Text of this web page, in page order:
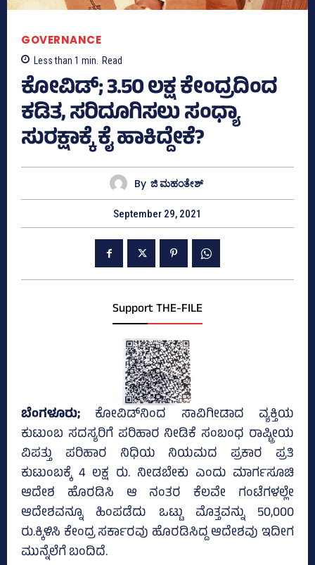
GOVERNANCE
Less than 1 min. Read
ಕೋವಿಡ್‌; 3.50 ಲಕ್ಷ ಕೇಂದ್ರದಿಂದ
ಕಡಿತ, ಸರಿದೂಗಿಸಲು ಸಂಧ್ಯಾ
ಸುರಕ್ಷಾಕ್ಕೆ ಕೈ ಹಾಕಿದ್ದೇಕೆ?
By ಜಿ ಮಹಂತೇಶ್
September 29, 2021
Support THE-FILE
ಬೆಂಗಳೂರು; ಕೋವಿಡ್‌ನಿಂದ ಸಾವಿಗೀಡಾದ ವ್ಯಕ್ತಿಯ
ಕುಟುಂಬ ಸದಸ್ಯರಿಗೆ ಪರಿಹಾರ ನೀಡಿಕೆ ಸಂಬಂಧ ರಾಷ್ಟ್ರೀಯ
ವಿಪತ್ತು ಪರಿಹಾರ ನಿಧಿಯ ನಿಯಮದ ಪ್ರಕಾರ ಪ್ರತಿ
ಕುಟುಂಬಕ್ಕೆ 4 ಲಕ್ಷ ರು. ನೀಡಬೇಕು ಎಂದು ಮಾರ್ಗಸೂಚಿ
ಆದೇಶ ಹೊರಡಿಸಿ ಆ ನಂತರ ಕೆಲವೇ ಗಂಟೆಗಳಲ್ಲೇ
ಆದೇಶವನ್ನೂ ಹಿಂಪಡೆದು ಒಟ್ಟು ಮೊತ್ತವನ್ನು 50,000
ರು.ಕ್ಕಿಳಿಸಿ ಕೇಂದ್ರ ಸರ್ಕಾರವು ಹೊರಡಿಸಿದ್ದ ಆದೇಶವು ಇದೀಗ
ಮುನ್ನೆಲೆಗೆ ಬಂದಿದೆ.